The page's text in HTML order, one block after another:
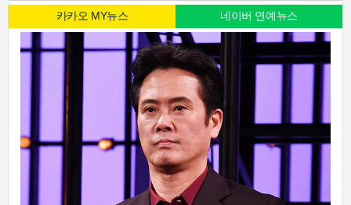
카카오 MY뉴스 네이버 연예뉴스